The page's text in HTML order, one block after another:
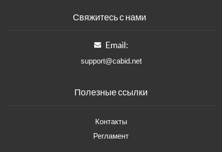
Свяжитесь с нами
Email:
support@cabid.net
Полезные ссылки
Контакты
Регламент